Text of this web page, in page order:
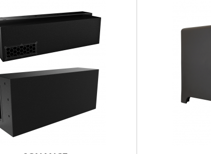
PS-S210SUBT
Spécial Bars, Restaurants, Musées...
Se glisse sous une banquette
Alimentation via circuit HP